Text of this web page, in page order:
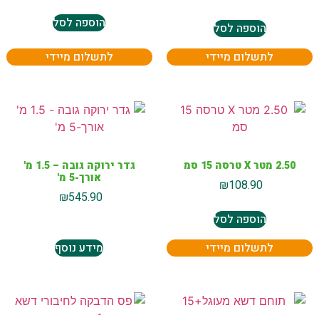
הוספה לסל
לתשלום מיידי
הוספה לסל
לתשלום מיידי
2.50 מטר X טרסה 15 סמ
₪108.90
הוספה לסל
לתשלום מיידי
גדר ירוקה גובה – 1.5 מ'
אורך-5 מ'
₪545.90
מידע נוסף